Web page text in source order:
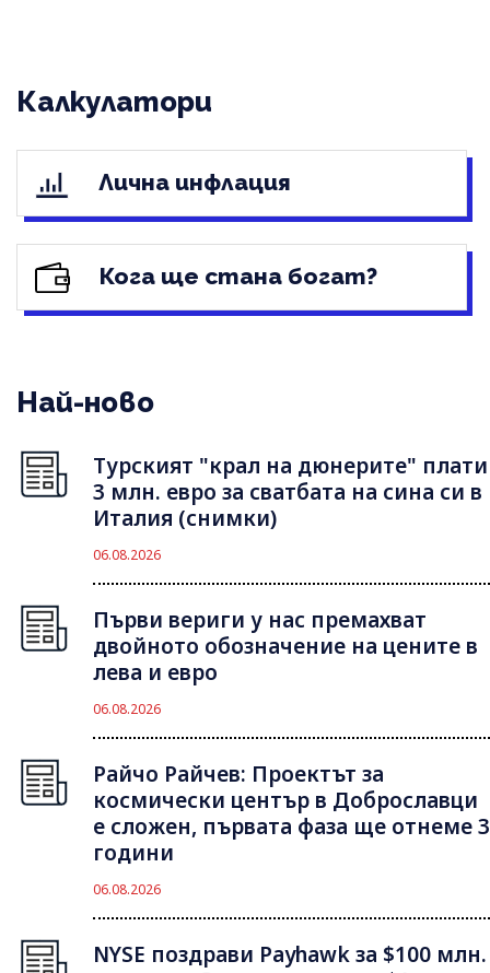
Калкулатори
Лична инфлация
Кога ще стана богат?
Най-ново
Турският "крал на дюнерите" плати
3 млн. евро за сватбата на сина си в
Италия (снимки)
06.08.2026
Първи вериги у нас премахват
двойното обозначение на цените в
лева и евро
06.08.2026
Райчо Райчев: Проектът за
космически център в Доброславци
е сложен, първата фаза ще отнеме 3
години
06.08.2026
NYSE поздрави Payhawk за $100 млн.